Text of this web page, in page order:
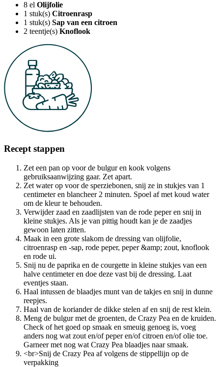
8 el Olijfolie
1 stuk(s) Citroenrasp
1 stuk(s) Sap van een citroen
2 teentje(s) Knoflook
Recept stappen
Zet een pan op voor de bulgur en kook volgens
gebruiksaanwijzing gaar. Zet apart.
Zet water op voor de sperziebonen, snij ze in stukjes van 1
centimeter en blancheer 2 minuten. Spoel af met koud water
om de kleur te behouden.
Verwijder zaad en zaadlijsten van de rode peper en snij in
kleine stukjes. Als je van pittig houdt kan je de zaadjes
gewoon laten zitten.
Maak in een grote slakom de dressing van olijfolie,
citroenrasp en -sap, rode peper, peper &amp; zout, knoflook
en rode ui.
Snij nu de paprika en de courgette in kleine stukjes van een
halve centimeter en doe deze vast bij de dressing. Laat
eventjes staan.
Haal intussen de blaadjes munt van de takjes en snij in dunne
reepjes.
Haal van de koriander de dikke stelen af en snij de rest klein.
Meng de bulgur met de groenten, de Crazy Pea en de kruiden.
Check of het goed op smaak en smeuig genoeg is, voeg
anders nog wat zout en/of peper en/of citroen en/of olie toe.
Garneer met nog wat Crazy Pea blaadjes naar smaak.
<br>Snij de Crazy Pea af volgens de stippellijn op de
verpakking